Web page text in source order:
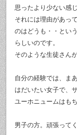
思ったより少ない感
それには理由があっ
のはどうも・・とい
らしいのです。
そのような生徒さん
自分の経験では、ま
はだいたい女子で、
ユーホニュームはも
男子の方。頑張って